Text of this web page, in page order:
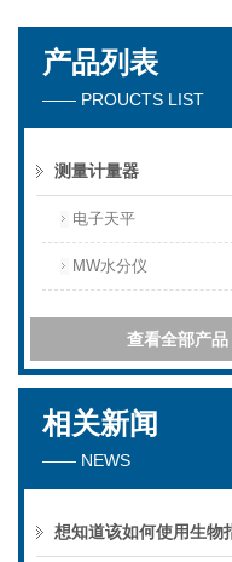
苏州春曼医药科技有限公司
产品列表
—— PROUCTS LIST
测量计量器
电子天平
MW水分仪
查看全部产品
相关新闻
—— NEWS